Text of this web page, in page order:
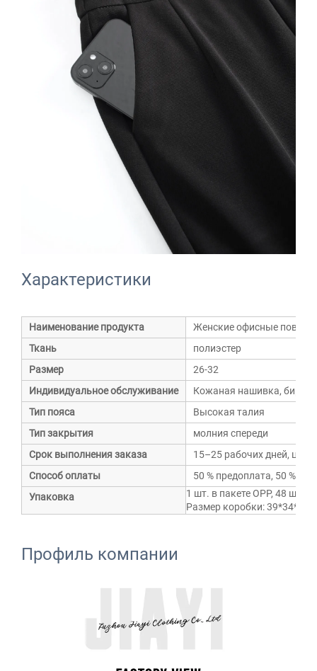
Характеристики
Наименование продукта
Женские офисные
Ткань
полиэстер
Размер
26-32
Индивидуальное обслуживание
Кожаная нашивка, бирка,
Тип пояса
Высокая талия
Тип закрытия
молния спереди
Срок выполнения заказа
15–25 рабочих дней,
Способ оплаты
50 % предоплата, 50 %
Упаковка
1 шт. в пакете OPP, 48 шт. /
Размер коробки: 39*34*23
Профиль компании